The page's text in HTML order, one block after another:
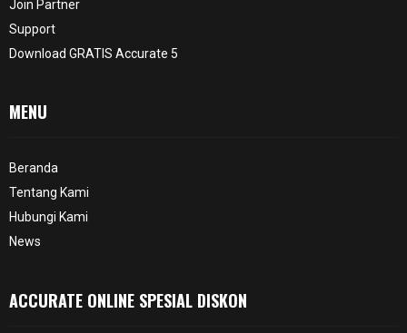
Join Partner
Support
Download GRATIS Accurate 5
MENU
Beranda
Tentang Kami
Hubungi Kami
News
ACCURATE ONLINE SPESIAL DISKON